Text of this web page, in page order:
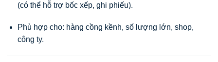
(có thể hỗ trợ bốc xếp, ghi phiếu).
Phù hợp cho: hàng cồng kềnh, số lượng lớn, shop,
công ty.